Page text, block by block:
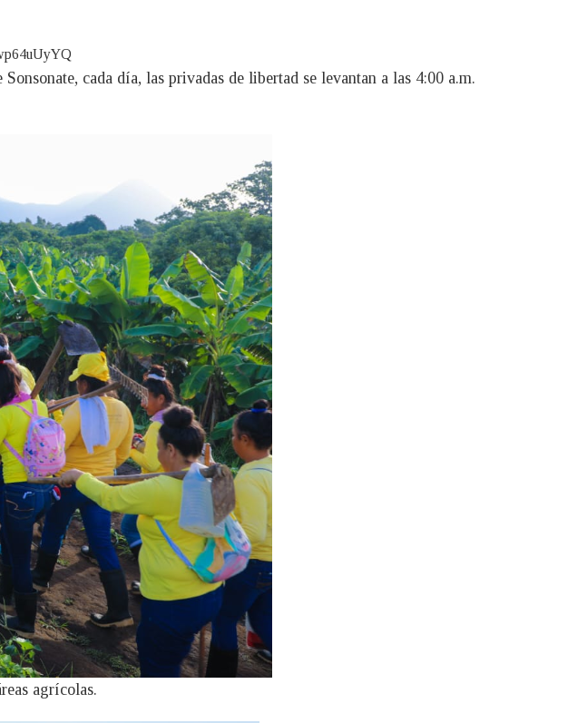
cada día, las privadas de libertad se levantan a las 4:00 a.m.
agrícolas.